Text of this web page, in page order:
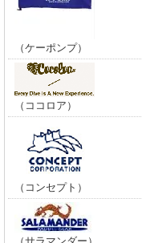
（ケーポンプ）
（ココロア）
（コンセプト）